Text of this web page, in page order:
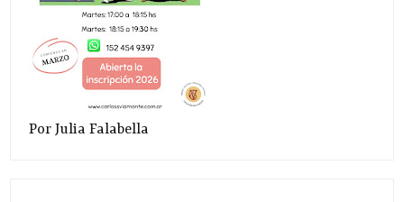
Por Julia Falabella